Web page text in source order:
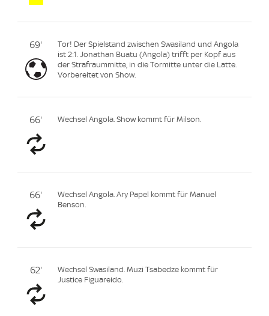
69'
Tor! Der Spielstand zwischen Swasiland und Angola
ist 2:1. Jonathan Buatu (Angola) trifft per Kopf aus
der Strafraummitte, in die Tormitte unter die Latte.
Vorbereitet von Show.
66' Wechsel Angola. Show kommt für Milson.
66'
Wechsel Angola. Ary Papel kommt für Manuel
Benson.
62'
Wechsel Swasiland. Muzi Tsabedze kommt für
Justice Figuareido.